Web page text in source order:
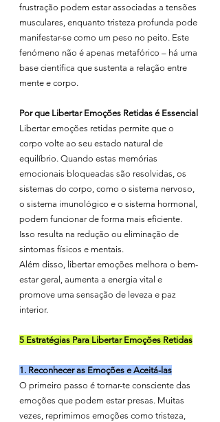
frustração podem estar associadas a tensões
musculares, enquanto tristeza profunda pode
manifestar-se como um peso no peito. Este
fenómeno não é apenas metafórico – há uma
base científica que sustenta a relação entre
mente e corpo.
Por que Libertar Emoções Retidas é Essencial
Libertar emoções retidas permite que o
corpo volte ao seu estado natural de
equilíbrio. Quando estas memórias
emocionais bloqueadas são resolvidas, os
sistemas do corpo, como o sistema nervoso,
o sistema imunológico e o sistema hormonal,
podem funcionar de forma mais eficiente.
Isso resulta na redução ou eliminação de
sintomas físicos e mentais.
Além disso, libertar emoções melhora o bem-
estar geral, aumenta a energia vital e
promove uma sensação de leveza e paz
interior.
5 Estratégias Para Libertar Emoções Retidas
1. Reconhecer as Emoções e Aceitá-las
O primeiro passo é tornar-te consciente das
emoções que podem estar presas. Muitas
vezes, reprimimos emoções como tristeza,